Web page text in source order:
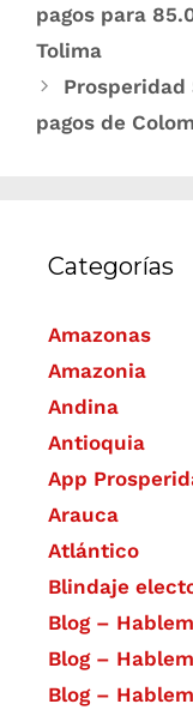
pagos para
Tolima
pagos de
Categorías
Amazonas
Amazonia
Andina
Antioquia
App
Arauca
Atlántico
Blindaje
Blog –
Blog –
Blog –